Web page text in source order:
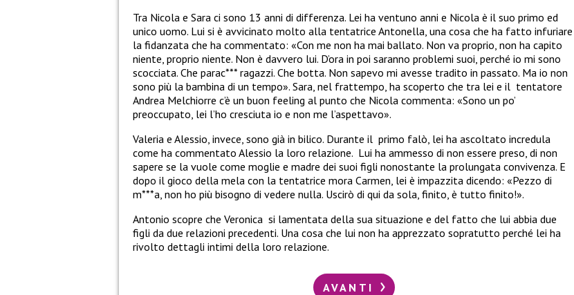
Tra Nicola e Sara ci sono 13 anni di differenza. Lei ha ventuno anni e Nicola è il suo primo ed
unico uomo. Lui si è avvicinato molto alla tentatrice Antonella , una cosa che ha fatto infuriare
la fidanzata che ha commentato: «Con me non ha mai ballato. Non va proprio, non ha capito
niente, proprio niente. Non è davvero lui. D’ora in poi saranno problemi suoi, perché io mi sono
scocciata. Che parac*** ragazzi. Che botta. Non sapevo mi avesse tradito in passato. Ma io non
sono più la bambina di un tempo». Sara, nel frattempo, ha scoperto che tra lei e il tentatore
Andrea Melchiorre c’è un buon feeling al punto che Nicola commenta: «Sono un po’
preoccupato, lei l’ho cresciuta io e non me l’aspettavo».
Valeria e Alessio , invece, sono già in bilico. Durante il primo falò, lei ha ascoltato incredula
come ha commentato Alessio la loro relazione. Lui ha ammesso di non essere preso, di non
sapere se la vuole come moglie e madre dei suoi figli nonostante la prolungata convivenza. E
dopo il gioco della mela con la tentatrice mora Carmen , lei è impazzita dicendo: «Pezzo di
m***a, non ho più bisogno di vedere nulla. Uscirò di qui da sola, finito, è tutto finito!».
Antonio scopre che Veronica si lamentata della sua situazione e del fatto che lui abbia due
figli da due relazioni precedenti. Una cosa che lui non ha apprezzato sopratutto perché lei ha
rivolto dettagli intimi della loro relazione.
AVANTI